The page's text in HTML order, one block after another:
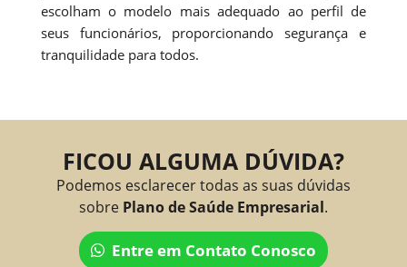
escolham o modelo mais adequado ao perfil de
seus funcionários, proporcionando segurança e
tranquilidade para todos.
FICOU ALGUMA DÚVIDA?
Podemos esclarecer todas as suas dúvidas
sobre Plano de Saúde Empresarial.
Entre em Contato Conosco